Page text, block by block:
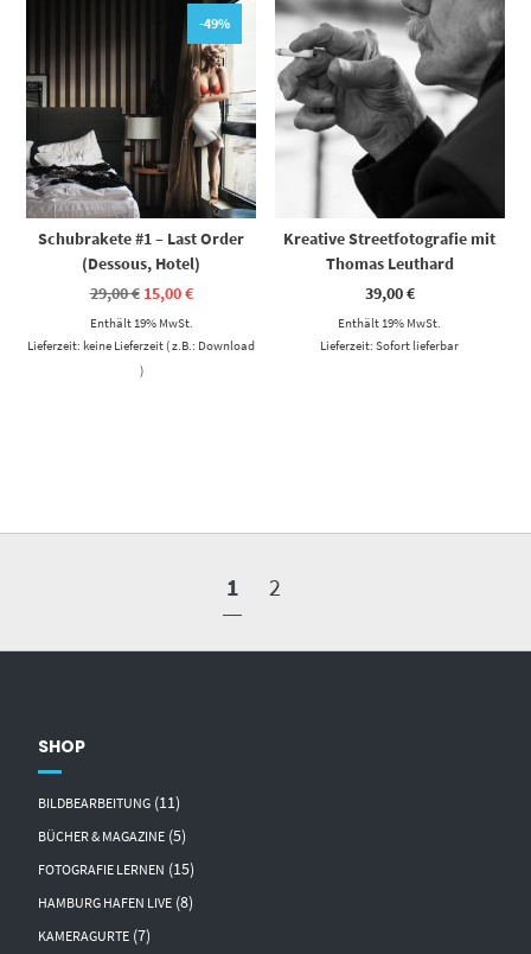
-49%
Schubrakete #1 – Last Order
(Dessous, Hotel)
29,00€ Ursprünglicher
Preis
war:
29,00 €
15,00€Aktueller
ist:
15,00 €.
Enthält 19% MwSt.
Lieferzeit: keine Lieferzeit ( z.B.: Download
)
Kreative Streetfotografie mit
Thomas Leuthard
39,00€
Enthält 19% MwSt.
Lieferzeit: Sofort lieferbar
1 2
SHOP
BILDBEARBEITUNG (11)
BÜCHER & MAGAZINE (5)
FOTOGRAFIE LERNEN (15)
HAMBURG HAFEN LIVE (8)
KAMERAGURTE (7)